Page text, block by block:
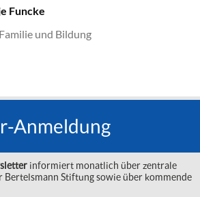
Funcke
und Bildung
Anmeldung
informiert monatlich über zentrale
Stiftung sowie über kommende